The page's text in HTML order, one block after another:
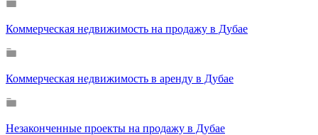
Коммерческая недвижимость на продажу в Дубае
Коммерческая недвижимость в аренду в Дубае
Незаконченные проекты на продажу в Дубае